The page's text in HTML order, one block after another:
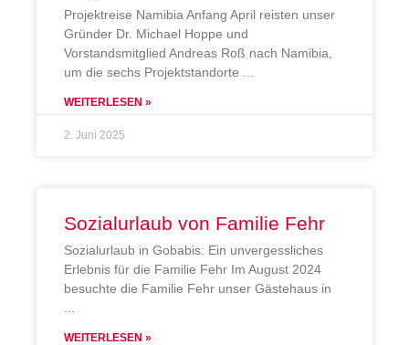
Projektreise Namibia Anfang April reisten unser
Gründer Dr. Michael Hoppe und
Vorstandsmitglied Andreas Roß nach Namibia,
um die sechs Projektstandorte
WEITERLESEN »
2. Juni 2025
Sozialurlaub von Familie Fehr
Sozialurlaub in Gobabis: Ein unvergessliches
Erlebnis für die Familie Fehr Im August 2024
besuchte die Familie Fehr unser Gästehaus in
WEITERLESEN »